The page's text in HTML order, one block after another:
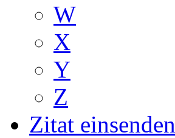
W
X
Y
Z
Zitat einsenden